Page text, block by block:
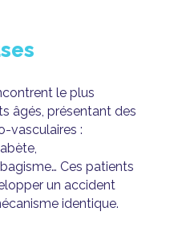
le plus
âgés, présentant des
vasculaires :
Ces patients
un accident
identique.